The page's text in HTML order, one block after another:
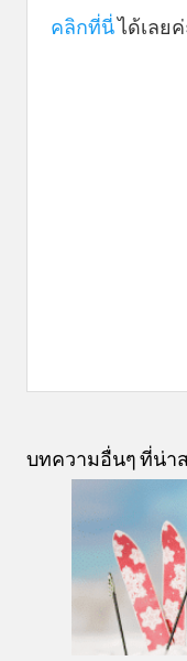
คลิกที่นี่ได้เลยค่
บทความอื่นๆ ที่น่า